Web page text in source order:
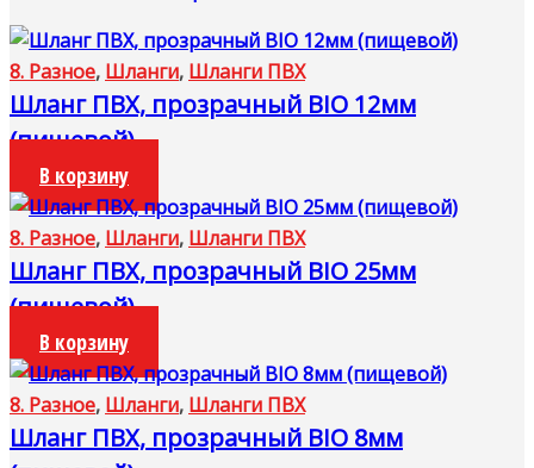
8. Разное, Шланги, Шланги ПВХ
Шланг ПВХ, прозрачный BIO 12мм
(пищевой)
В корзину
8. Разное, Шланги, Шланги ПВХ
Шланг ПВХ, прозрачный BIO 25мм
(пищевой)
В корзину
8. Разное, Шланги, Шланги ПВХ
Шланг ПВХ, прозрачный BIO 8мм